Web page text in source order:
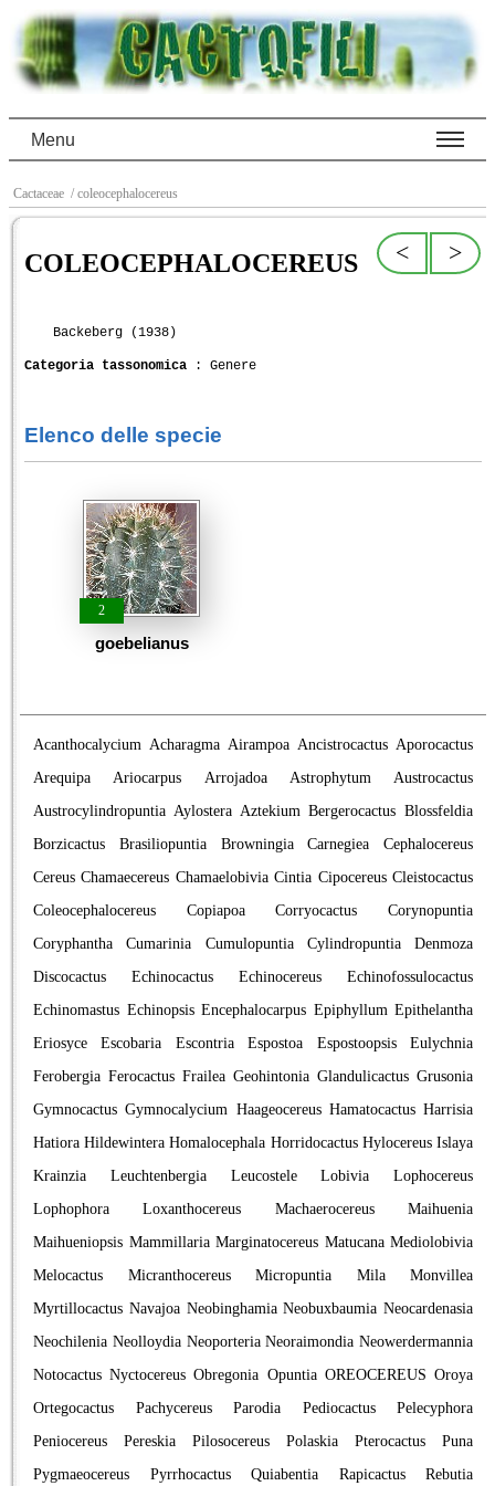
Menu
Cactaceae / coleocephalocereus
>
<
COLEOCEPHALOCEREUS
Backeberg (1938)
Categoria tassonomica : Genere
Elenco delle specie
2
goebelianus
Acanthocalycium Acharagma Airampoa Ancistrocactus Aporocactus
Arequipa
Ariocarpus Arrojadoa Astrophytum
Austrocactus
Austrocylindropuntia Aylostera Aztekium Bergerocactus Blossfeldia
Borzicactus
Brasiliopuntia Browningia Carnegiea
Cephalocereus
Cereus Chamaecereus Chamaelobivia Cintia Cipocereus Cleistocactus
Coleocephalocereus
Copiapoa Corryocactus
Corynopuntia
Coryphantha
Cumarinia Cumulopuntia Cylindropuntia
Denmoza
Discocactus
Echinocactus Echinocereus
Echinofossulocactus
Echinomastus Echinopsis Encephalocarpus Epiphyllum Epithelantha
Eriosyce
Escobaria Escontria Espostoa Espostoopsis
Eulychnia
Ferobergia Ferocactus Frailea Geohintonia Glandulicactus Grusonia
Gymnocactus Gymnocalycium Haageocereus Hamatocactus Harrisia
Hatiora Hildewintera Homalocephala Horridocactus Hylocereus Islaya
Krainzia
Leuchtenbergia Leucostele Lobivia
Lophocereus
Lophophora
Loxanthocereus Machaerocereus
Maihuenia
Maihueniopsis Mammillaria Marginatocereus Matucana Mediolobivia
Melocactus
Micranthocereus Micropuntia Mila
Monvillea
Myrtillocactus Navajoa Neobinghamia Neobuxbaumia Neocardenasia
Neochilenia Neolloydia Neoporteria Neoraimondia Neowerdermannia
Notocactus Nyctocereus Obregonia Opuntia OREOCEREUS Oroya
Ortegocactus
Pachycereus Parodia Pediocactus
Pelecyphora
Peniocereus
Pereskia Pilosocereus Polaskia Pterocactus
Puna
Pygmaeocereus
Pyrrhocactus Quiabentia Rapicactus Rebutia